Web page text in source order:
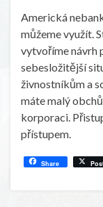
Americká
můžeme využít.
vytvoříme návrh
sebesložitější
živnostníkům a
máte malý
korporaci.
přístupem.
Share